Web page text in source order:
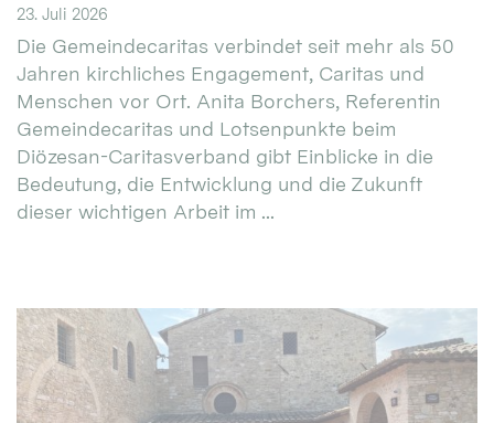
23. Juli 2026
Die Gemeindecaritas verbindet seit mehr als 50
Jahren kirchliches Engagement, Caritas und
Menschen vor Ort. Anita Borchers, Referentin
Gemeindecaritas und Lotsenpunkte beim
Diözesan-Caritasverband gibt Einblicke in die
Bedeutung, die Entwicklung und die Zukunft
dieser wichtigen Arbeit im ...